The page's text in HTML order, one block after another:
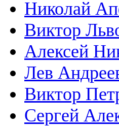
Николай
Виктор
Алексей
Лев
Виктор
Сергей